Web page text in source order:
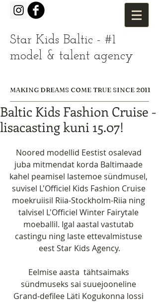
Star Kids Baltic - #1
model & talent agency
MAKING DREAMS COME TRUE SINCE 2011
Baltic Kids Fashion Cruise -
lisacasting kuni 15.07!
Noored modellid Eestist osalevad
juba mitmendat korda Baltimaade
kahel peamisel lastemoe sündmusel,
suvisel L'Officiel Kids Fashion Cruise
moekruiisil Riia-Stockholm-Riia ning
talvisel L'Officiel Winter Fairytale
moeballil. Igal aastal vastutab
castingu ning laste ettevalmistuse
eest Star Kids Agency.
Eelmise aasta  tähtsaimaks
sündmuseks sai suuejooneline
Grand-defilee Läti Kogukonna lossi